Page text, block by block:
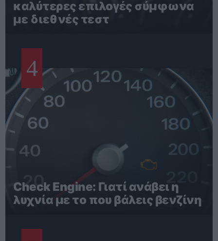
καλύτερες επιλογές σύμφωνα
με διεθνές τεστ
4
Check Engine: Γιατί ανάβει η
λυχνία με το που βάλεις βενζίνη